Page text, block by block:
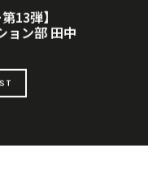
13弾】
ョン部 田中